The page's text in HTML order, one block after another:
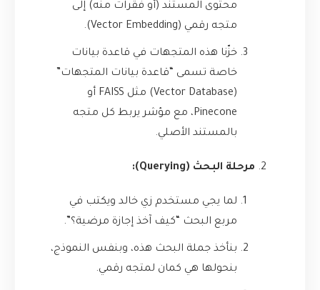
محتوى المستند (أو فقرات منه) إلى
متجه رقمي (Vector Embedding).
خزّنا هذه المتجهات في قاعدة بيانات
خاصة تسمى “قاعدة بيانات المتجهات”
(Vector Database) مثل FAISS أو
Pinecone، مع مؤشر يربط كل متجه
بالمستند الأصلي.
مرحلة البحث (Querying):
لما يجي مستخدم زي خالد ويكتب في
مربع البحث “كيف آخذ إجازة مرضية؟”.
بنأخذ جملة البحث هذه، وبنفس النموذج،
بنحولها هي كمان لمتجه رقمي.